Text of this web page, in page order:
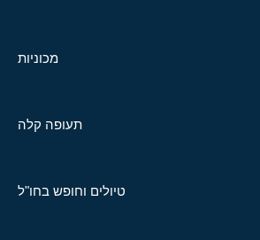
מכוניות
תעופה קלה
טיולים וחופש בחו"ל